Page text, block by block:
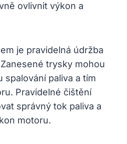
ovlivnit výkon a
je pravidelná údržba
trysky mohou
paliva a tím
Pravidelné čištění
správný tok paliva a
motoru.